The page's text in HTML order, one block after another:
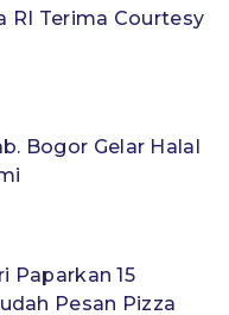
RI Terima Courtesy
Bogor Gelar Halal
Paparkan 15
Pesan Pizza